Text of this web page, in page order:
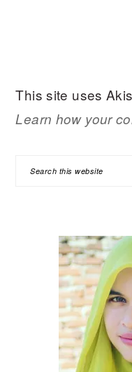
This site uses
Learn how your
Search